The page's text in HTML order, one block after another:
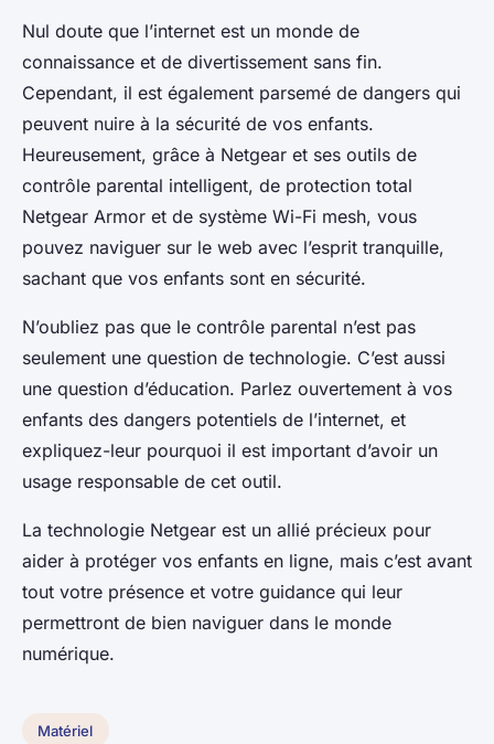
Nul doute que l’internet est un monde de
connaissance et de divertissement sans fin.
Cependant, il est également parsemé de dangers qui
peuvent nuire à la sécurité de vos enfants.
Heureusement, grâce à Netgear et ses outils de
contrôle parental intelligent, de protection total
Netgear Armor et de système Wi-Fi mesh, vous
pouvez naviguer sur le web avec l’esprit tranquille,
sachant que vos enfants sont en sécurité.
N’oubliez pas que le contrôle parental n’est pas
seulement une question de technologie. C’est aussi
une question d’éducation. Parlez ouvertement à vos
enfants des dangers potentiels de l’internet, et
expliquez-leur pourquoi il est important d’avoir un
usage responsable de cet outil.
La technologie Netgear est un allié précieux pour
aider à protéger vos enfants en ligne, mais c’est avant
tout votre présence et votre guidance qui leur
permettront de bien naviguer dans le monde
numérique.
Matériel